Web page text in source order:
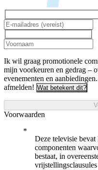
Ik wil graag promotionele
mijn voorkeuren en gedrag –
evenementen en
afmelden! Wat betekent dit?
Voorwaarden
Deze televisie
componenten
bestaat, in